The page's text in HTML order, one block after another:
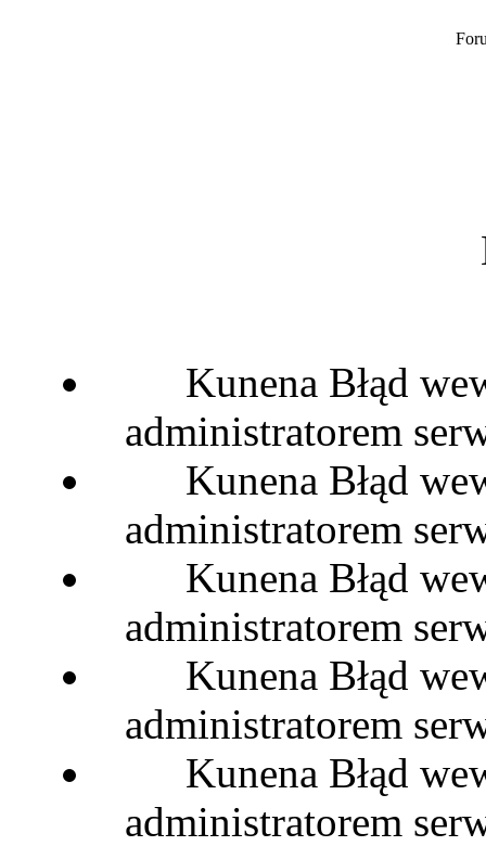
Kunena Błąd
administratorem
Kunena Błąd
administratorem
Kunena Błąd
administratorem
Kunena Błąd
administratorem
Kunena Błąd
administratorem